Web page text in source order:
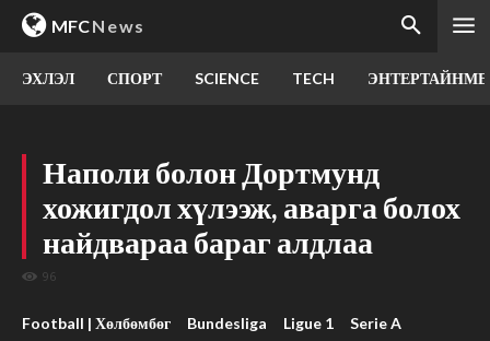
MFCNews
ЭХЛЭЛ СПОРТ SCIENCE TECH
Наполи болон Дортмунд
хожигдол хүлээж, аварга болох
найдвараа бараг алдлаа
96
Football | Хөлбөмбөг Bundesliga Ligue 1 Serie A